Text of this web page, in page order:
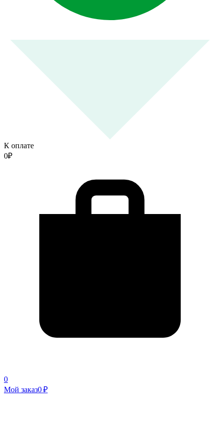
К оплате
0₽
0
Мой заказ0 ₽